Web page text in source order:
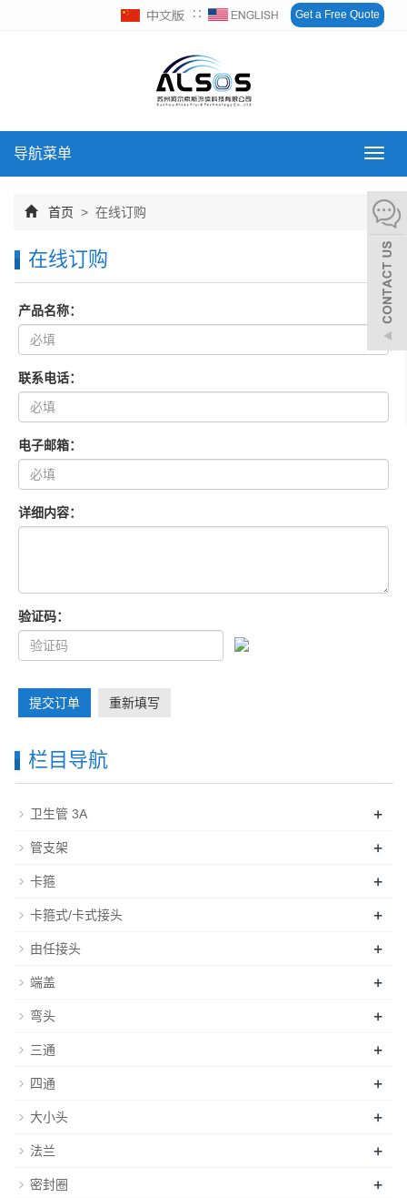
∷ Get a Free Quote
导航菜单
首页 > 在线订购
在线订购
产品名称：
联系电话：
电子邮箱：
详细内容：
验证码：
提交订单 重新填写
栏目导航
卫生管 3A +
管支架 +
卡箍 +
卡箍式/卡式接头 +
由任接头 +
端盖 +
弯头 +
三通 +
四通 +
大小头 +
法兰 +
密封圈 +